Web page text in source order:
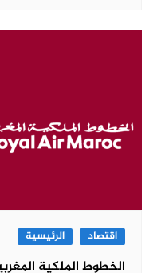
اقتصاد الرئيسية